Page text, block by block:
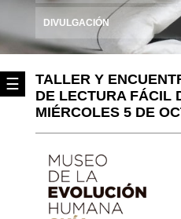
☰
DIVULGACIÓN
TALLER Y
DE LECTURA FÁCIL
MIÉRCOLES 5 DE